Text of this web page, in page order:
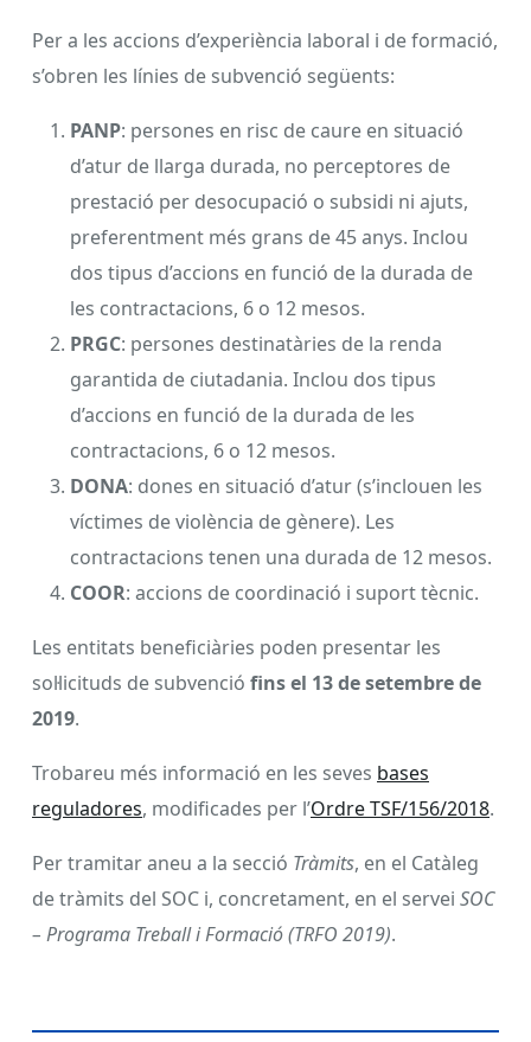
Per a les accions d’experiència laboral i de formació,
s’obren les línies de subvenció següents:
PANP: persones en risc de caure en situació
d’atur de llarga durada, no perceptores de
prestació per desocupació o subsidi ni ajuts,
preferentment més grans de 45 anys. Inclou
dos tipus d’accions en funció de la durada de
les contractacions, 6 o 12 mesos.
PRGC: persones destinatàries de la renda
garantida de ciutadania. Inclou dos tipus
d’accions en funció de la durada de les
contractacions, 6 o 12 mesos.
DONA: dones en situació d’atur (s’inclouen les
víctimes de violència de gènere). Les
contractacions tenen una durada de 12 mesos.
COOR: accions de coordinació i suport tècnic.
Les entitats beneficiàries poden presentar les
sol·licituds de subvenció fins el 13 de setembre de
2019.
Trobareu més informació en les seves bases
reguladores, modificades per l’Ordre TSF/156/2018.
Per tramitar aneu a la secció Tràmits, en el Catàleg
de tràmits del SOC i, concretament, en el servei SOC
– Programa Treball i Formació (TRFO 2019).